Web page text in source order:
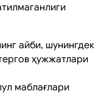
айби, шунингдек
ҳужжатлари
маблағлари